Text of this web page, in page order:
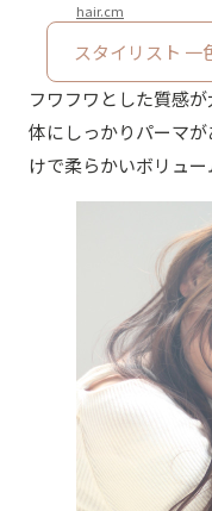
hair.cm
スタイリスト 一
フワフワとした質感
体にしっかりパーマ
けで柔らかいボリュー